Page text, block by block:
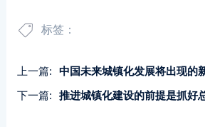
标签：
上一篇:
中国未来城镇化发展将出现的
下一篇:
推进城镇化建设的前提是抓好